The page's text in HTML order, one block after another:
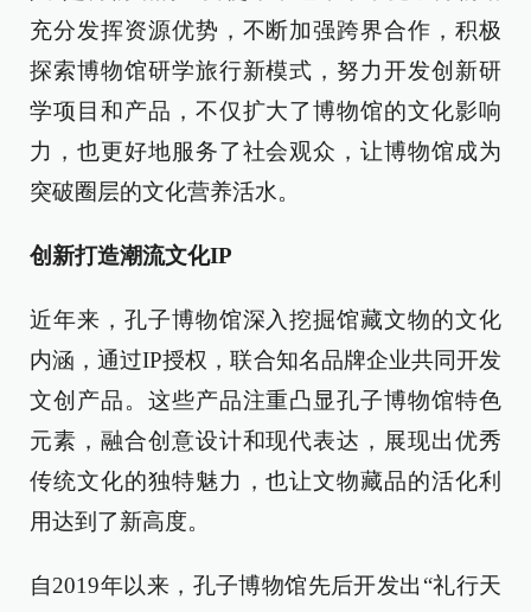
充分发挥资源优势，不断加强跨界合作，积极
探索博物馆研学旅行新模式，努力开发创新研
学项目和产品，不仅扩大了博物馆的文化影响
力，也更好地服务了社会观众，让博物馆成为
突破圈层的文化营养活水。
创新打造潮流文化IP
近年来，孔子博物馆深入挖掘馆藏文物的文化
内涵，通过IP授权，联合知名品牌企业共同开发
文创产品。这些产品注重凸显孔子博物馆特色
元素，融合创意设计和现代表达，展现出优秀
传统文化的独特魅力，也让文物藏品的活化利
用达到了新高度。
自2019年以来，孔子博物馆先后开发出“礼行天